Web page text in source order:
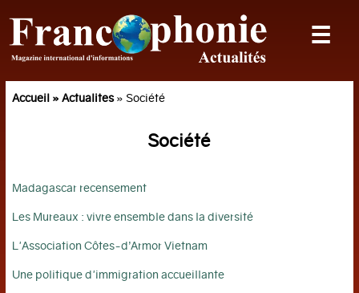
ACTUALITES
Politique
Sciences
Planète
DOSSIER
Vietnam
☰
Accueil »Actualites» Société
Société
Madagascar recensement
Les Mureaux : vivre ensemble dans la diversité
L'Association Côtes-d’Armor Vietnam
Une politique d'immigration accueillante